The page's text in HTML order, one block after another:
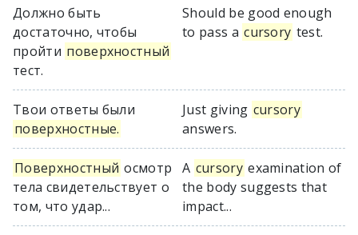
Должно быть
достаточно, чтобы
пройти поверхностный
тест.
Should be good enough
to pass a cursory test.
Твои ответы были
поверхностные.
Just giving cursory
answers.
Поверхностный осмотр
тела свидетельствует о
том, что удар...
A cursory examination of
the body suggests that
impact...